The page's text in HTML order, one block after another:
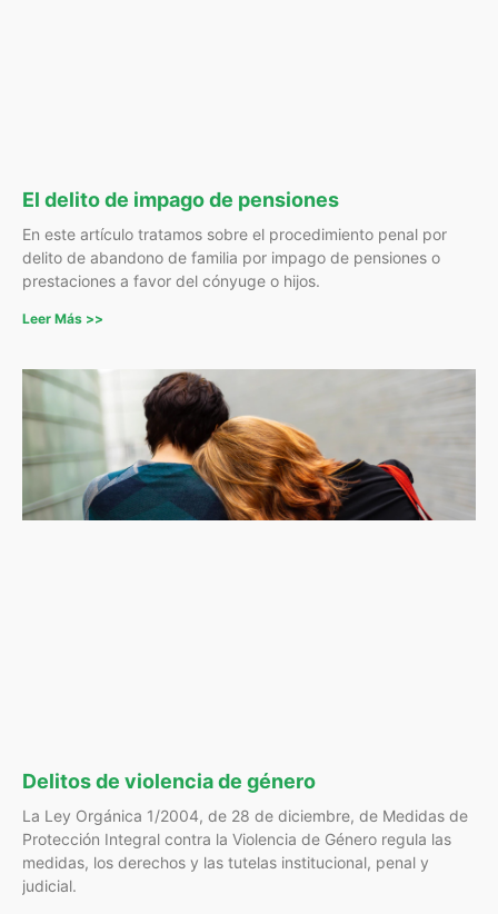
El delito de impago de pensiones
En este artículo tratamos sobre el procedimiento penal por
delito de abandono de familia por impago de pensiones o
prestaciones a favor del cónyuge o hijos.
Leer Más >>
Delitos de violencia de género
La Ley Orgánica 1/2004, de 28 de diciembre, de Medidas de
Protección Integral contra la Violencia de Género regula las
medidas, los derechos y las tutelas institucional, penal y
judicial.